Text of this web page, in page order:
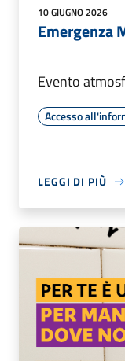
10 GIUGNO 2026
Emergenza
Evento
Accesso
LEGGI DI PIÙ